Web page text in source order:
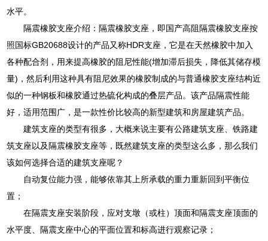
水平。
隔震橡胶支座介绍：隔震橡胶支座，即国产高阻隔震橡胶支座按
照国标GB20688设计的产品又称HDR支座，它是在天然橡胶中加入
各种配合剂，用来提高橡胶的阻尼性能(增加滞后损失，降低其储存模
量)，然后利用这种具有阻尼效果的橡胶制成的与普通橡胶支座结构近
似的一种钢板和橡胶通过热硫化构成的叠层产品。该产品隔震性能
好，适用范围广，是一款性价比较高的新型建筑和房屋建筑产品。
建筑支座的类型有很多，大概来说主要有公路建筑支座、铁路建
筑支座以及隔震橡胶支座等，既然建筑支座的类型这么多，那么我们
该如何选择合适的建筑支座呢？
自动复位能力强，能够依靠其上所承载的重力重新回到平衡位
置；
在隔震支座安装阶段，应对支墩（或柱）顶面和隔震支座顶面的
水平度、隔震支座中心的平面位置和标高进行观察记录；